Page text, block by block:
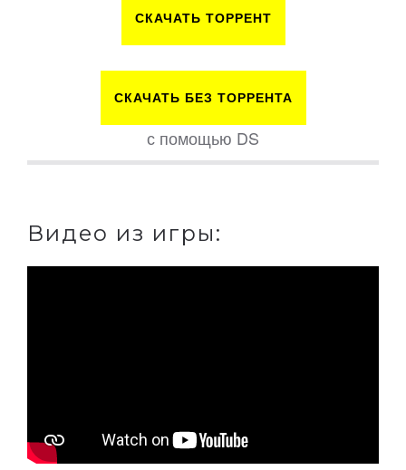
СКАЧАТЬ ТОРРЕНТ
СКАЧАТЬ БЕЗ ТОРРЕНТА
с помощью DS
Видео из игры: